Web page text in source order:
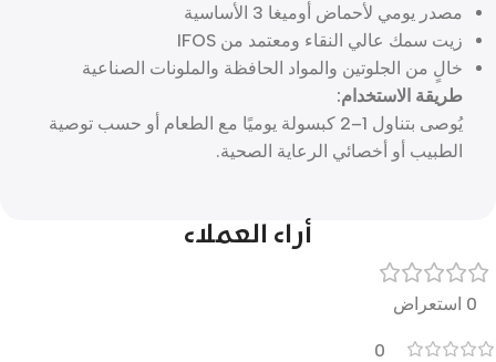
مصدر يومي لأحماض أوميغا 3 الأساسية
زيت سمك عالي النقاء ومعتمد من IFOS
خالٍ من الجلوتين والمواد الحافظة والملونات الصناعية
طريقة الاستخدام:
يُوصى بتناول 1–2 كبسولة يوميًا مع الطعام أو حسب توصية
الطبيب أو أخصائي الرعاية الصحية.
أراء العملاء
0 استعراض
0